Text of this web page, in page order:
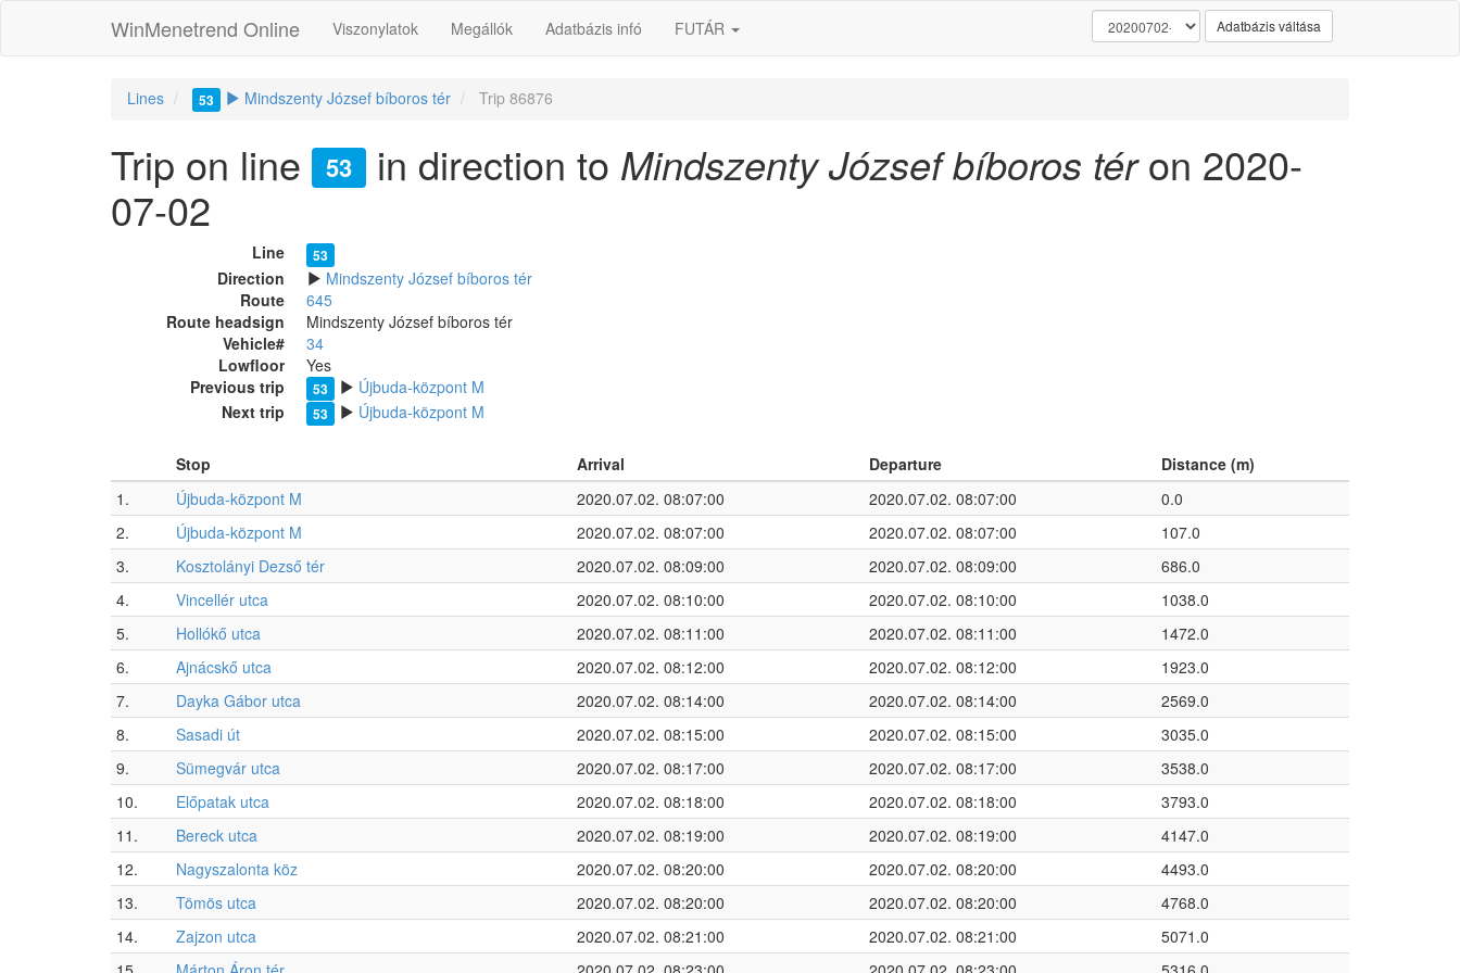
WinMenetrend Online Viszonylatok Megállók Adatbázis infó FUTÁR Adatbázis váltása
Lines 53 Mindszenty József bíboros tér Trip 86876
Trip on line 53 in direction to Mindszenty József bíboros téron 2020-
07-02
Line 53
Direction
Mindszenty József bíboros tér
Route
645
Route headsign
Mindszenty József bíboros tér
Vehicle#
34
Lowfloor
Yes
Previous trip
53
Újbuda-központ M
Next trip
53 Újbuda-központ M
Stop Arrival Departure
Distance (m)
1.
Újbuda-központ M 2020.07.02. 08:07:00 2020.07.02. 08:07:00
0.0
2.
Újbuda-központ M 2020.07.02. 08:07:00 2020.07.02. 08:07:00
107.0
3.
Kosztolányi Dezső tér 2020.07.02. 08:09:00 2020.07.02. 08:09:00
686.0
4.
Vincellér utca 2020.07.02. 08:10:00 2020.07.02. 08:10:00
1038.0
5.
Hollókő utca 2020.07.02. 08:11:00 2020.07.02. 08:11:00
1472.0
6.
Ajnácskő utca 2020.07.02. 08:12:00 2020.07.02. 08:12:00
1923.0
7.
Dayka Gábor utca 2020.07.02. 08:14:00 2020.07.02. 08:14:00
2569.0
8.
Sasadi út 2020.07.02. 08:15:00 2020.07.02. 08:15:00
3035.0
9.
Sümegvár utca 2020.07.02. 08:17:00 2020.07.02. 08:17:00
3538.0
10.
Előpatak utca 2020.07.02. 08:18:00 2020.07.02. 08:18:00
3793.0
11.
Bereck utca 2020.07.02. 08:19:00 2020.07.02. 08:19:00
4147.0
12.
Nagyszalonta köz 2020.07.02. 08:20:00 2020.07.02. 08:20:00
4493.0
13.
Tömös utca 2020.07.02. 08:20:00 2020.07.02. 08:20:00
4768.0
14.
Zajzon utca 2020.07.02. 08:21:00 2020.07.02. 08:21:00
5071.0